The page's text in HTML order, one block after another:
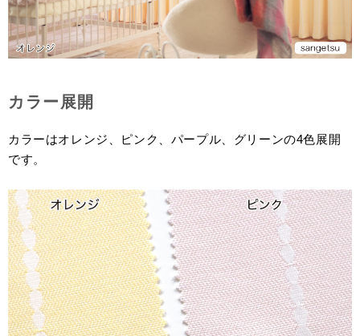
カラー展開
カラーはオレンジ、ピンク、パープル、グリーンの4色展開
です。